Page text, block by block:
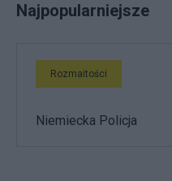
Najpopularniejsze
Rozmaitości
Niemiecka Policja